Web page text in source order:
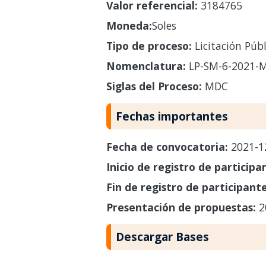
Valor referencial: 3184765
Moneda:Soles
Tipo de proceso: Licitación
Nomenclatura: LP-SM-6-2021-
Siglas del Proceso: MDC
Fechas importantes
Fecha de convocatoria: 2021-
Inicio de registro de
Fin de registro de
Presentación de propuestas:
Descargar Bases